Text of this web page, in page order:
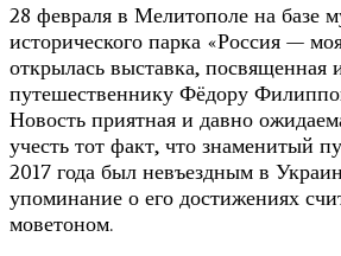
28 февраля в Мелитополе на базе
исторического парка «Россия —
открылась выставка, посвященная
путешественнику Фёдору
Новость приятная и давно
учесть тот факт, что знаменитый
2017 года был невъездным в
упоминание о его достижениях
моветоном.